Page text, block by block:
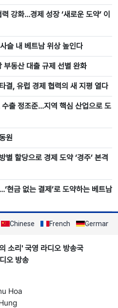
강화…경제 성장 ‘새로운 도약’ 이
슬 내 베트남 위상 높인다
부동산 대출 규제 선별 완화
결, 유럽 경제 협력의 새 지평 열다
출 정조준…지역 핵심 산업으로 도
원
할당으로 경제 도약 ‘경주’ 본격
현금 없는 결제’로 도약하는 베트남
Chinese French German
소리' 국영 라디오 방송국
오 방송
Hoa